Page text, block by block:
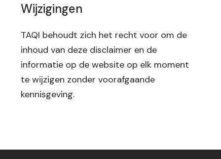
Wijzigingen
TAQI behoudt zich het recht voor om de
inhoud van deze disclaimer en de
informatie op de website op elk moment
te wijzigen zonder voorafgaande
kennisgeving.